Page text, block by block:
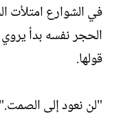
في الشوارع امتلأت
الحجر نفسه بدأ
قولها.
"لن نعود إلى الصمت."